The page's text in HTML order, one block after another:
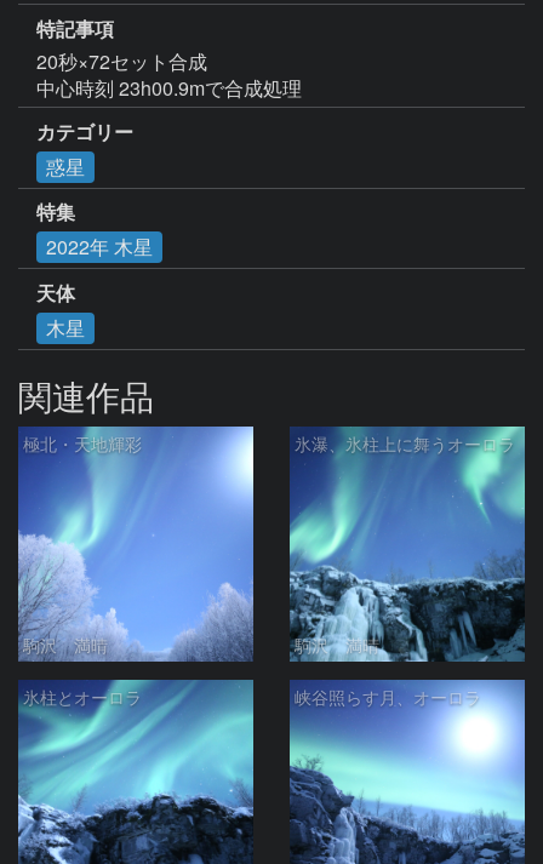
特記事項
20秒×72セット合成
中心時刻 23h00.9mで合成処理
カテゴリー
惑星
特集
2022年 木星
天体
木星
関連作品
極北・天地輝彩
駒沢 満晴
氷瀑、氷柱上に舞うオーロラ
駒沢 満晴
氷柱とオーロラ 峡谷照らす月、オーロラ